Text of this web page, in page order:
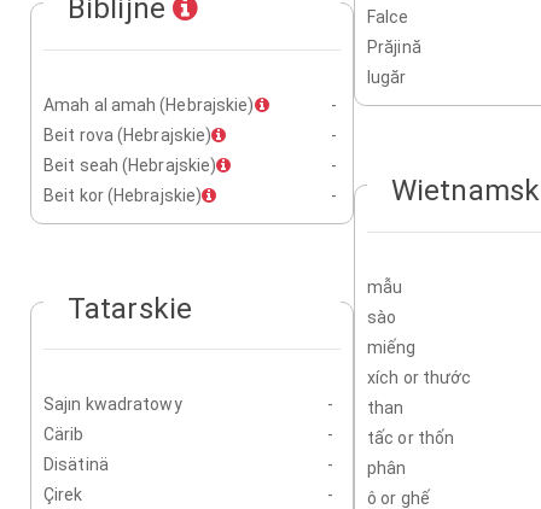
Biblijne
Amah al amah (Hebrajskie)
-
Beit rova (Hebrajskie)
-
Beit seah (Hebrajskie)
-
Beit kor (Hebrajskie)
-
Tatarskie
Sajın kwadratowy
-
Cärib
-
Disätinä
-
Çirek
-
Falce
Prăjină
Iugăr
mẫu
sào
miếng
xích or thước
than
tấc or thốn
phân
ô or ghế